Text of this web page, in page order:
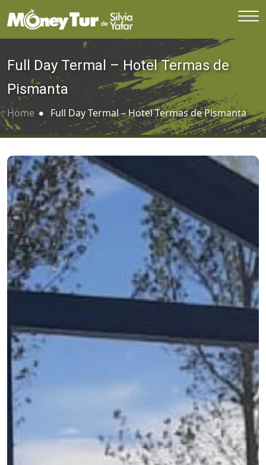
Full Day Termal – Hotel Termas de
Pismanta
Home Full Day Termal – Hotel Termas de Pismanta